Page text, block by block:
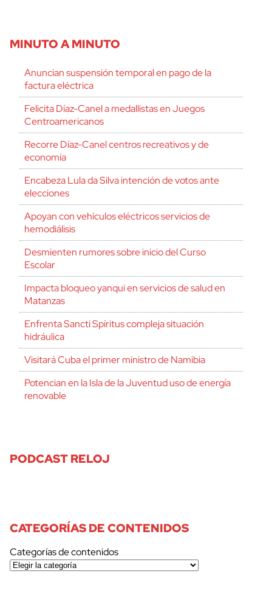
MINUTO A MINUTO
Anuncian suspensión temporal en pago de la
factura eléctrica
Felicita Díaz-Canel a medallistas en Juegos
Centroamericanos
Recorre Díaz-Canel centros recreativos y de
economía
Encabeza Lula da Silva intención de votos ante
elecciones
Apoyan con vehículos eléctricos servicios de
hemodiálisis
Desmienten rumores sobre inicio del Curso
Escolar
Impacta bloqueo yanqui en servicios de salud en
Matanzas
Enfrenta Sancti Spíritus compleja situación
hidráulica
Visitará Cuba el primer ministro de Namibia
Potencian en la Isla de la Juventud uso de energía
renovable
PODCAST RELOJ
CATEGORÍAS DE CONTENIDOS
Categorías de contenidos